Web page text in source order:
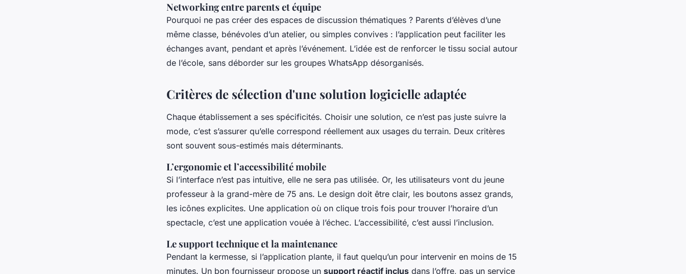
Networking entre parents et équipe
Pourquoi ne pas créer des espaces de discussion thématiques ? Parents d’élèves d’une
même classe, bénévoles d’un atelier, ou simples convives : l’application peut faciliter les
échanges avant, pendant et après l’événement. L’idée est de renforcer le tissu social autour
de l’école, sans déborder sur les groupes WhatsApp désorganisés.
Critères de sélection d'une solution logicielle adaptée
Chaque établissement a ses spécificités. Choisir une solution, ce n’est pas juste suivre la
mode, c’est s’assurer qu’elle correspond réellement aux usages du terrain. Deux critères
sont souvent sous-estimés mais déterminants.
L’ergonomie et l’accessibilité mobile
Si l’interface n’est pas intuitive, elle ne sera pas utilisée. Or, les utilisateurs vont du jeune
professeur à la grand-mère de 75 ans. Le design doit être clair, les boutons assez grands,
les icônes explicites. Une application où on clique trois fois pour trouver l’horaire d’un
spectacle, c’est une application vouée à l’échec. L’accessibilité, c’est aussi l’inclusion.
Le support technique et la maintenance
Pendant la kermesse, si l’application plante, il faut quelqu’un pour intervenir en moins de 15
minutes. Un bon fournisseur propose un support réactif inclus dans l’offre, pas un service